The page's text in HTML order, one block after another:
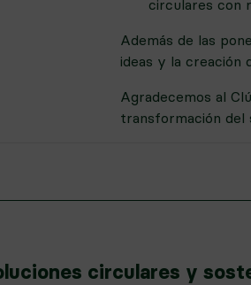
circulares con
Además de las
ideas y la creación
Agradecemos al
transformación del
circulares y